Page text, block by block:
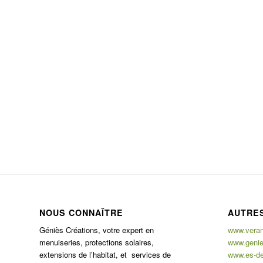
NOUS CONNAÎTRE
Géniès Créations, votre expert en
menuiseries, protections solaires,
extensions de l’habitat, et services de
www.es-